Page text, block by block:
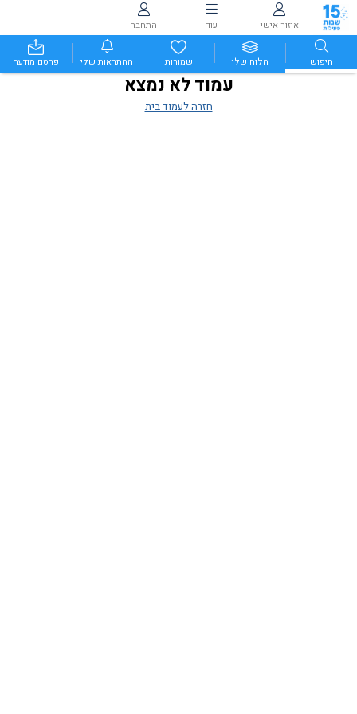
איזור אישי עוד התחבר
חיפוש הלוח שלי שמורות ההתראות שלי פרסם מודעה
עמוד לא נמצא
חזרה לעמוד בית